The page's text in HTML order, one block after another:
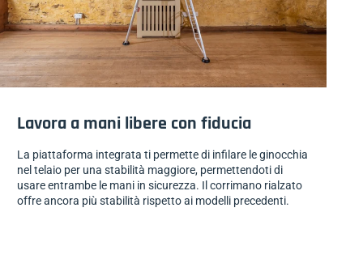
Lavora a mani libere con fiducia
La piattaforma integrata ti permette di infilare le ginocchia
nel telaio per una stabilità maggiore, permettendoti di
usare entrambe le mani in sicurezza. Il corrimano rialzato
offre ancora più stabilità rispetto ai modelli precedenti.